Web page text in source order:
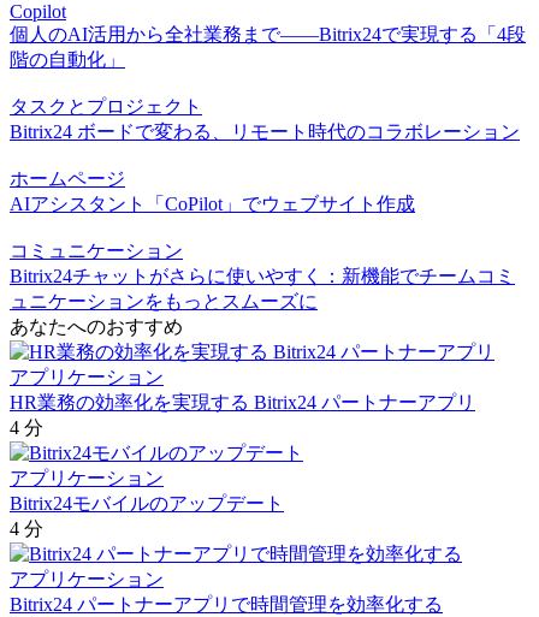
Copilot
個人のAI活用から全社業務まで――Bitrix24で実現する「4段
階の自動化」
タスクとプロジェクト
Bitrix24 ボードで変わる、リモート時代のコラボレーション
ホームページ
AIアシスタント「CoPilot」でウェブサイト作成
コミュニケーション
Bitrix24チャットがさらに使いやすく：新機能でチームコミ
ュニケーションをもっとスムーズに
あなたへのおすすめ
アプリケーション
HR業務の効率化を実現する Bitrix24 パートナーアプリ
4 分
アプリケーション
Bitrix24モバイルのアップデート
4 分
アプリケーション
Bitrix24 パートナーアプリで時間管理を効率化する